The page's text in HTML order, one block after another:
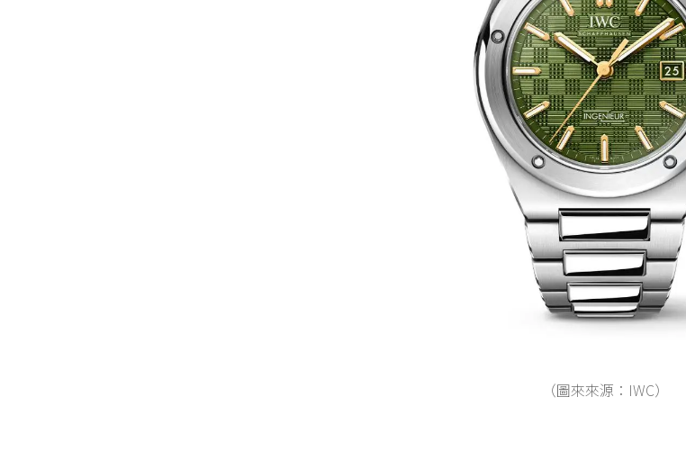
（圖來來源：IWC）